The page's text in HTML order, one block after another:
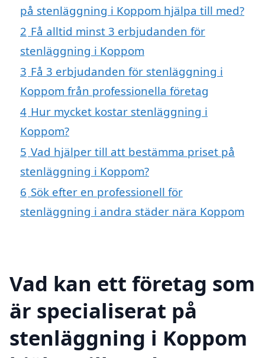
på stenläggning i Koppom hjälpa till med?
2 Få alltid minst 3 erbjudanden för
stenläggning i Koppom
3 Få 3 erbjudanden för stenläggning i
Koppom från professionella företag
4 Hur mycket kostar stenläggning i
Koppom?
5 Vad hjälper till att bestämma priset på
stenläggning i Koppom?
6 Sök efter en professionell för
stenläggning i andra städer nära Koppom
Vad kan ett företag som
är specialiserat på
stenläggning i Koppom